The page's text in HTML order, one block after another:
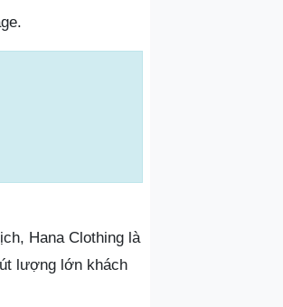
Hana Clothing là
lượng lớn khách